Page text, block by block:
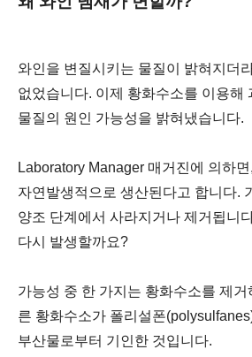
와인을 변질시키는 물질이 밝혀지더
없었습니다. 이제 황화수소를 이용해
물질의 원인 가능성을 밝혀냈습니다.
Laboratory Manager 매거진에 의하
자연발생적으로 생산된다고 합니다.
양조 단계에서 사라지거나 제거됩니
다시 발생할까요?
가능성 중 한 가지는 황화수소를 제
른 황화수소가 폴리설폰
부산물로부터 기인한 것입니다.